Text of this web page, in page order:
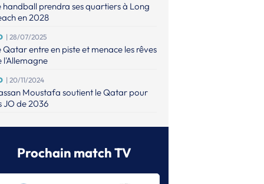
handball prendra ses quartiers à Long
en 2028
| 28/07/2025
Qatar entre en piste et menace les rêves
l'Allemagne
| 20/11/2024
Moustafa soutient le Qatar pour
JO de 2036
les JO
Prochain match TV